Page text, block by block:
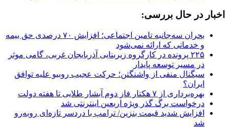
اخبار در حال بررسی:
بحران سه‌جانبه تامین اجتماعی؛ افزایش ۷۰ درصدی حق بیمه
و خدماتی که ارائه نمی‌شود
۲۲۵ پرونده در کارگروه زیربنایی آذربایجان غربی، گامی موثر
در مسیر توسعه پایدار
سیگنال منفی از واشنگتن؛ حرکت عجیب روبیو علیه توافق
ایران؟
بهره‌برداری از ۷ هکتار فاز دوم آبشار طلایی تا هفته دولت
درخواست برگ گذر ویژه اربعین اینترنتی شد
افزایش شدید قیمت بنزین/ ترامپ با دردسر تازه‌ای روبه‌رو
شد